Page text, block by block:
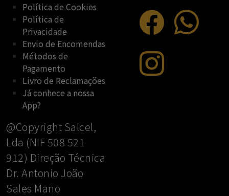
Política de Cookies
Política de
Privacidade
Envio de Encomendas
Métodos de
Pagamento
Livro de Reclamações
Já conhece a nossa
App?
@Copyright Salcel,
Lda (NIF 508 521
912) Direção Técnica
Dr. Antonio João
Sales Mano